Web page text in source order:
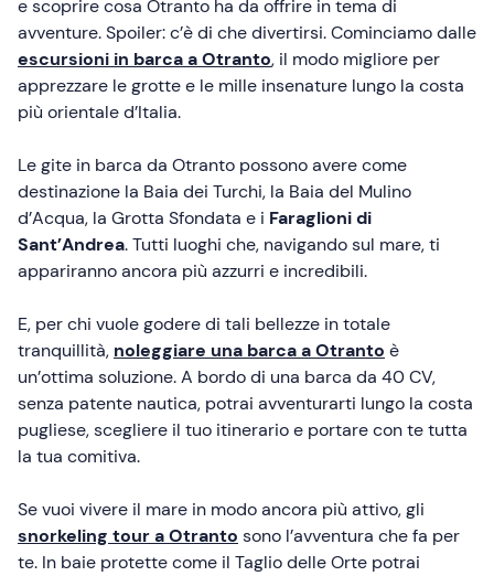
e scoprire cosa Otranto ha da offrire in tema di
avventure. Spoiler: c’è di che divertirsi. Cominciamo dalle
escursioni in barca a Otranto, il modo migliore per
apprezzare le grotte e le mille insenature lungo la costa
più orientale d’Italia.
Le gite in barca da Otranto possono avere come
destinazione la Baia dei Turchi, la Baia del Mulino
d’Acqua, la Grotta Sfondata e i Faraglioni di
Sant’Andrea. Tutti luoghi che, navigando sul mare, ti
appariranno ancora più azzurri e incredibili.
E, per chi vuole godere di tali bellezze in totale
tranquillità, noleggiare una barca a Otranto è
un’ottima soluzione. A bordo di una barca da 40 CV,
senza patente nautica, potrai avventurarti lungo la costa
pugliese, scegliere il tuo itinerario e portare con te tutta
la tua comitiva.
Se vuoi vivere il mare in modo ancora più attivo, gli
snorkeling tour a Otranto sono l’avventura che fa per
te. In baie protette come il Taglio delle Orte potrai